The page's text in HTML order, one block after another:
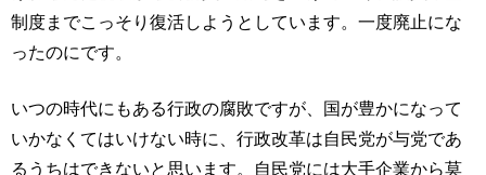
制度までこっそり復活しようとしています。一度廃止にな
ったのにです。
いつの時代にもある行政の腐敗ですが、国が豊かになって
いかなくてはいけない時に、行政改革は自民党が与党であ
るうちはできないと思います。自民党には大手企業から莫